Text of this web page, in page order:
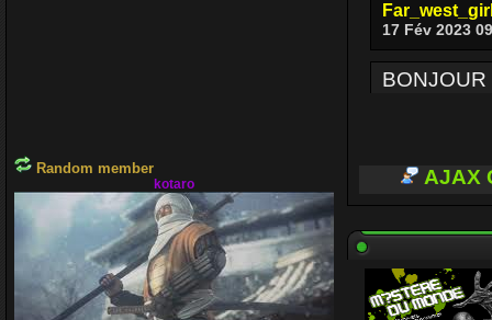
Random member
kotaro
17 Fév 2023
Enjoy
Je passe
voir si
AJAX